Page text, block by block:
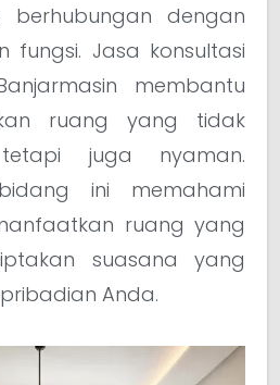
berhubungan dengan
fungsi. Jasa konsultasi
membantu
ruang yang tidak
juga nyaman.
ini memahami
ruang yang
suasana yang
Anda.